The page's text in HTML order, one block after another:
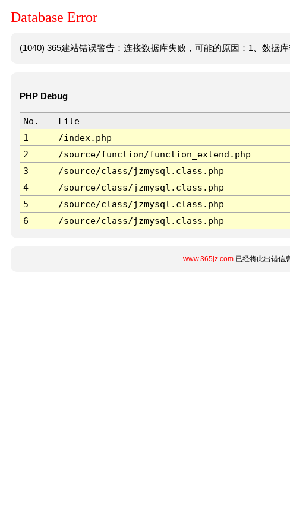
Database Error
(1040) 365建站错误警告：连接数据库失败，可能的原因：1、数据
PHP Debug
No. File
1
/index.php
2
/source/function/function_extend.php
3
/source/class/jzmysql.class.php
4
/source/class/jzmysql.class.php
5
/source/class/jzmysql.class.php
6
/source/class/jzmysql.class.php
www.365jz.com已经将此出错信